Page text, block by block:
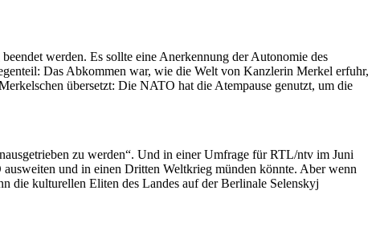
werden. Es sollte eine Anerkennung der Autonomie des
Das Abkommen war, wie die Welt von Kanzlerin Merkel erfuhr,
übersetzt: Die NATO hat die Atempause genutzt, um die
zu werden“. Und in einer Umfrage für RTL/ntv im Juni
und in einen Dritten Weltkrieg münden könnte. Aber wenn
die kulturellen Eliten des Landes auf der Berlinale Selenskyj